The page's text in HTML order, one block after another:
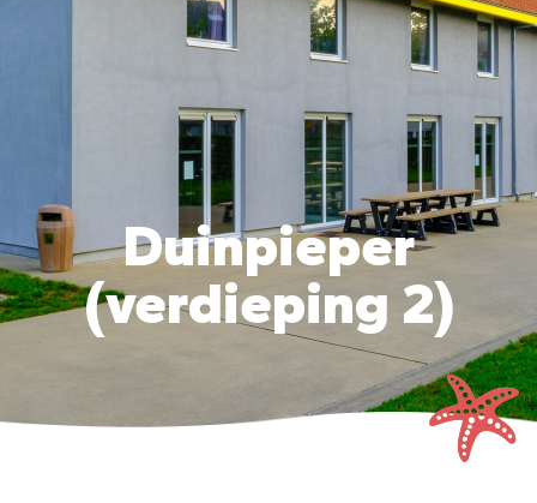
Duinpieper
(verdieping 2)